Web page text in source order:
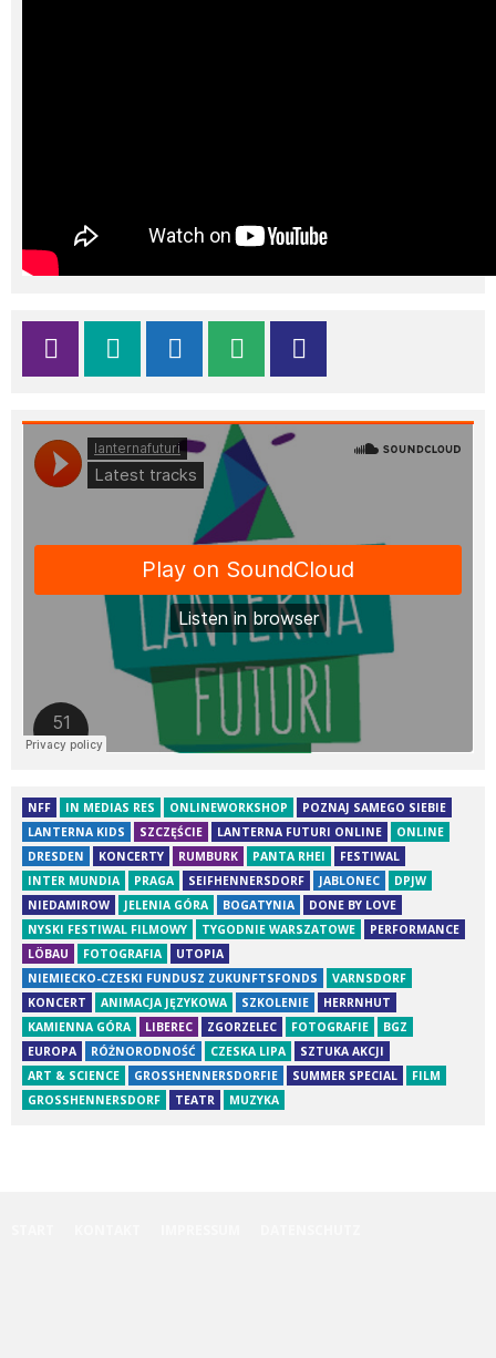
NFF IN MEDIAS RES ONLINEWORKSHOP
POZNAJ SAMEGO SIEBIE
LANTERNA KIDS
SZCZĘŚCIE LANTERNA FUTURI ONLINE
ONLINE
DRESDEN
KONCERTY RUMBURK PANTA RHEI
FESTIWAL
INTER MUNDIA
PRAGA SEIFHENNERSDORF JABLONEC
DPJW
NIEDAMIROW
JELENIA GÓRA BOGATYNIA
DONE BY LOVE
NYSKI FESTIWAL FILMOWY
TYGODNIE WARSZATOWE
PERFORMANCE
LÖBAU
FOTOGRAFIA
UTOPIA
NIEMIECKO-CZESKI FUNDUSZ ZUKUNFTSFONDS
VARNSDORF
KONCERT
ANIMACJA JĘZYKOWA SZKOLENIE
HERRNHUT
KAMIENNA GÓRA
LIBEREC ZGORZELEC FOTOGRAFIE
BGZ
EUROPA
RÓŻNORODNOŚĆ CZESKA LIPA
SZTUKA AKCJI
ART & SCIENCE
GROSSHENNERSDORFIE SUMMER SPECIAL
FILM
GROSSHENNERSDORF
TEATR MUZYKA